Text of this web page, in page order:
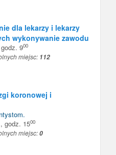
dla lekarzy i lekarzy
wykonywanie zawodu
900
miejsc: 112
koronowej i
.
godz. 1500
miejsc:0